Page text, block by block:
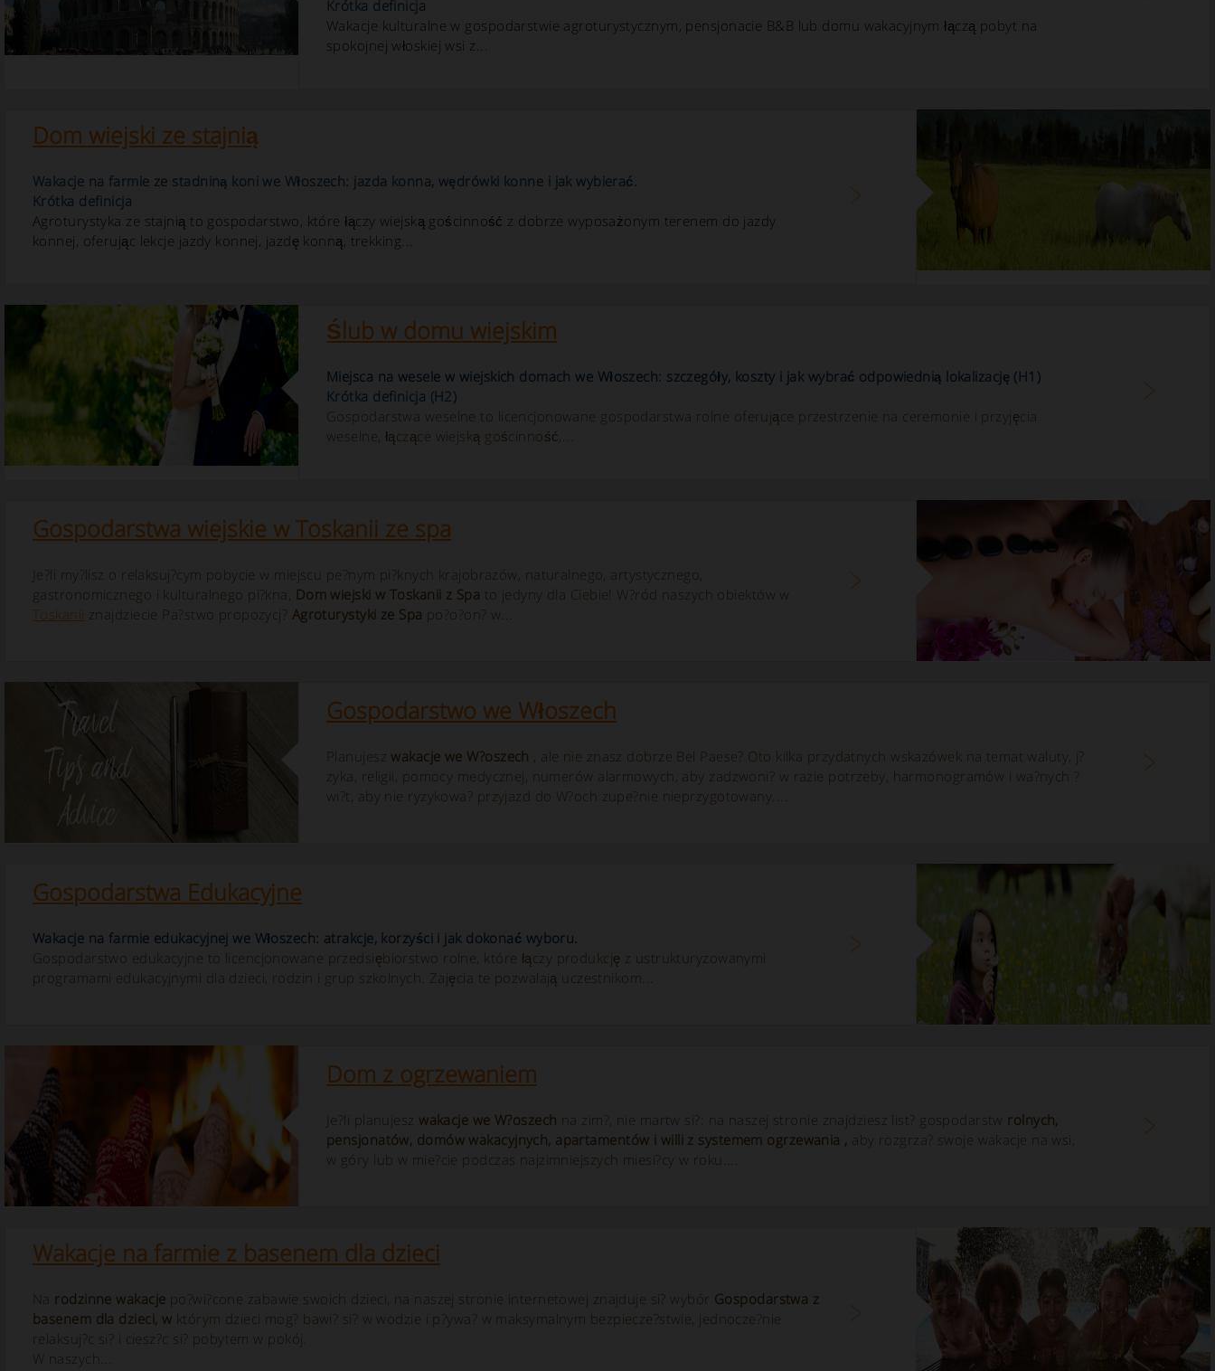
Krótka definicja
Wakacje kulturalne w gospodarstwie agroturystycznym, pensjonacie B&B lub domu wakacyjnym łączą pobyt na
spokojnej włoskiej wsi z...
Dom wiejski ze stajnią
Wakacje na farmie ze stadniną koni we Włoszech: jazda konna, wędrówki konne i jak wybierać.
Krótka definicja
Agroturystyka ze stajnią to gospodarstwo, które łączy wiejską gościnność z dobrze wyposażonym terenem do jazdy
konnej, oferując lekcje jazdy konnej, jazdę konną, trekking...
Ślub w domu wiejskim
Miejsca na wesele w wiejskich domach we Włoszech: szczegóły, koszty i jak wybrać odpowiednią lokalizację (H1)
Krótka definicja (H2)
Gospodarstwa weselne to licencjonowane gospodarstwa rolne oferujące przestrzenie na ceremonie i przyjęcia
weselne, łączące wiejską gościnność,...
Gospodarstwa wiejskie w Toskanii ze spa
Je?li my?lisz o relaksuj?cym pobycie w miejscu pe?nym pi?knych krajobrazów, naturalnego, artystycznego,
gastronomicznego i kulturalnego pi?kna, Dom wiejski w Toskanii z Spa to jedyny dla Ciebie! W?ród naszych obiektów w
Toskanii znajdziecie Pa?stwo propozycj? Agroturystyki ze Spa po?o?on? w...
Gospodarstwo we Włoszech
Planujesz wakacje we W?oszech , ale nie znasz dobrze Bel Paese? Oto kilka przydatnych wskazówek na temat waluty, j?
zyka, religii, pomocy medycznej, numerów alarmowych, aby zadzwoni? w razie potrzeby, harmonogramów i wa?nych ?
wi?t, aby nie ryzykowa? przyjazd do W?och zupe?nie nieprzygotowany....
Gospodarstwa Edukacyjne
Wakacje na farmie edukacyjnej we Włoszech: atrakcje, korzyści i jak dokonać wyboru.
Gospodarstwo edukacyjne to licencjonowane przedsiębiorstwo rolne, które łączy produkcję z ustrukturyzowanymi
programami edukacyjnymi dla dzieci, rodzin i grup szkolnych. Zajęcia te pozwalają uczestnikom...
Dom z ogrzewaniem
Je?li planujesz wakacje we W?oszech na zim?, nie martw si?: na naszej stronie znajdziesz list? gospodarstw rolnych,
pensjonatów, domów wakacyjnych, apartamentów i willi z systemem ogrzewania , aby rozgrza? swoje wakacje na wsi,
w góry lub w mie?cie podczas najzimniejszych miesi?cy w roku....
Wakacje na farmie z basenem dla dzieci
Na rodzinne wakacje po?wi?cone zabawie swoich dzieci, na naszej stronie internetowej znajduje si? wybór Gospodarstwa z
basenem dla dzieci, w którym dzieci mog? bawi? si? w wodzie i p?ywa? w maksymalnym bezpiecze?stwie, jednocze?nie
relaksuj?c si? i ciesz?c si? pobytem w pokój.
W naszych...